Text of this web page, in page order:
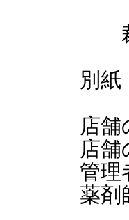
裁
別紙
店
店
管
薬